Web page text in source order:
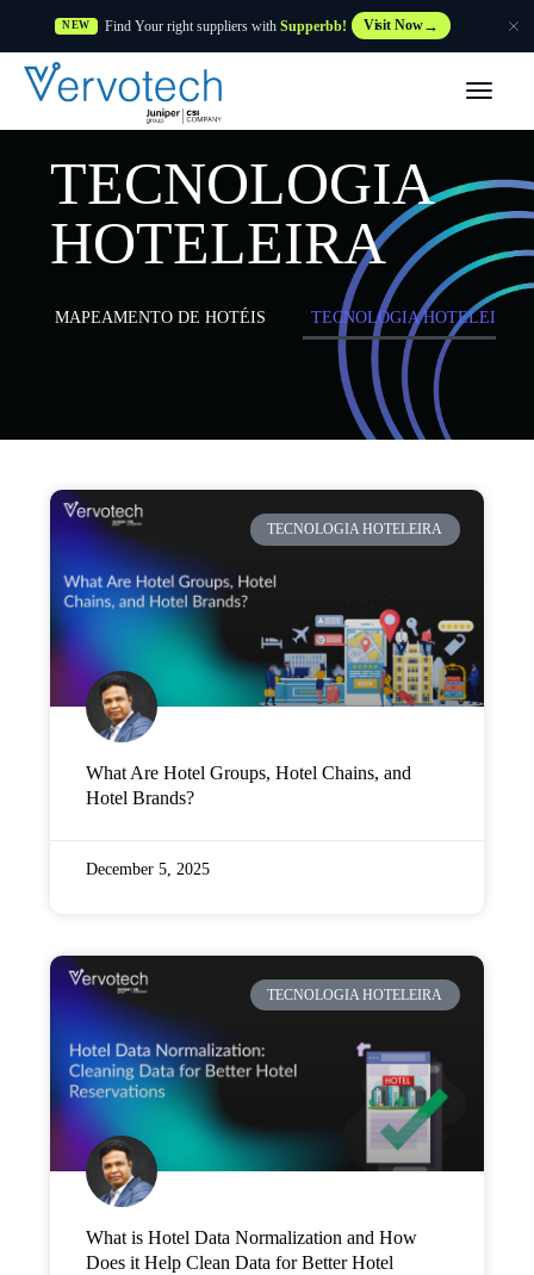
NEW Find Your right suppliers with Supperbb! Visit Now
TECNOLOGIA
HOTELEIRA
MAPEAMENTO DE HOTÉIS TECNOLOGIA HOTELEIRA
TECNOLOGIA HOTELEIRA
What Are Hotel Groups, Hotel Chains, and
Hotel Brands?
December 5, 2025
TECNOLOGIA HOTELEIRA
What is Hotel Data Normalization and How
Does it Help Clean Data for Better Hotel
Partner Solutions
Caraterísticas
Clientes
Empresa
Preços
Apoio